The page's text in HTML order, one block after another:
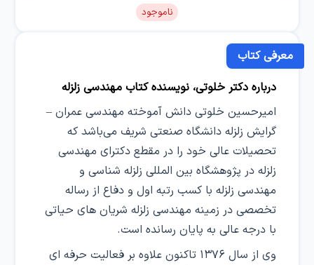
ناموجود
معرفی کتاب
درباره دکتر خلوتی، نویسنده کتاب مهندسی زلزله
امیرحسین خلوتی دانش آموخته مهندسی عمران –
گرایش زلزله دانشگاه صنعتی شریف می‌باشد که
تحصیلات عالی خود را در مقطع دکترای مهندسی
زلزله در پژوهشگاه بین المللی زلزله شناسی و
مهندسی زلزله با کسب رتبه اول و دفاع از رساله
تخصصی در زمینه مهندسی زلزله شریان های حیاتی
با درجه عالی به پایان رسانده است.
وی از سال ۱۳۷۶ تاکنون علاوه بر فعالیت حرفه ای